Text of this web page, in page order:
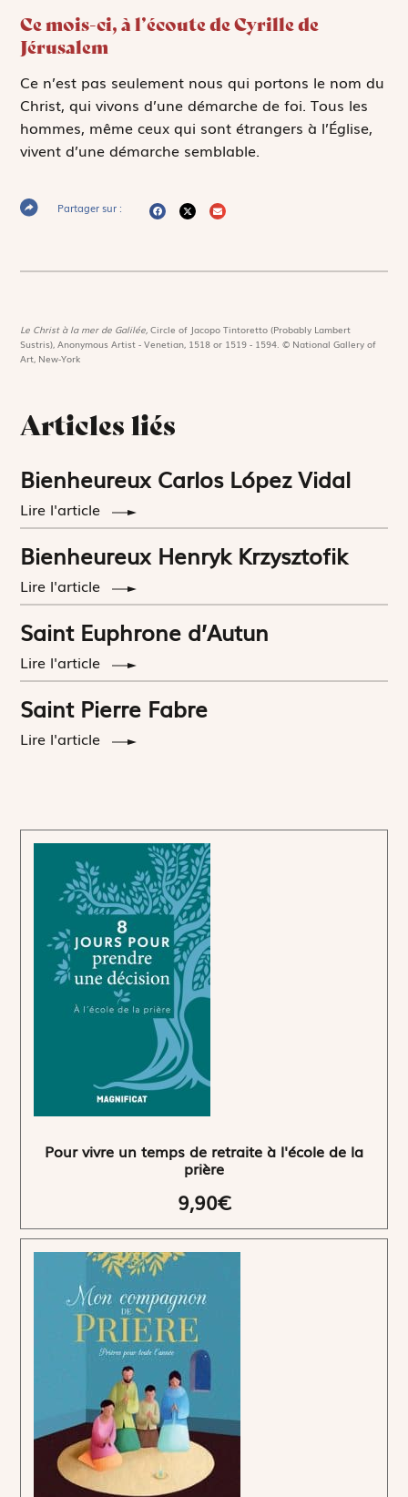
Ce mois-ci, à l’écoute de Cyrille de
Jérusalem
Ce n’est pas seulement nous qui portons le nom du
Christ, qui vivons d’une démarche de foi. Tous les
hommes, même ceux qui sont étrangers à l’Église,
vivent d’une démarche semblable.
Partager sur :
Le Christ à la mer de Galilée,Circle of Jacopo Tintoretto (Probably Lambert
Sustris), Anonymous Artist - Venetian, 1518 or 1519 - 1594. © National Gallery of
Art, New-York
Articles liés
Bienheureux Carlos López Vidal
Lire l'article
Bienheureux Henryk Krzysztofik
Lire l'article
Saint Euphrone d’Autun
Lire l'article
Saint Pierre Fabre
Lire l'article
Pour vivre un temps de retraite à l'école de la
prière
9,90€